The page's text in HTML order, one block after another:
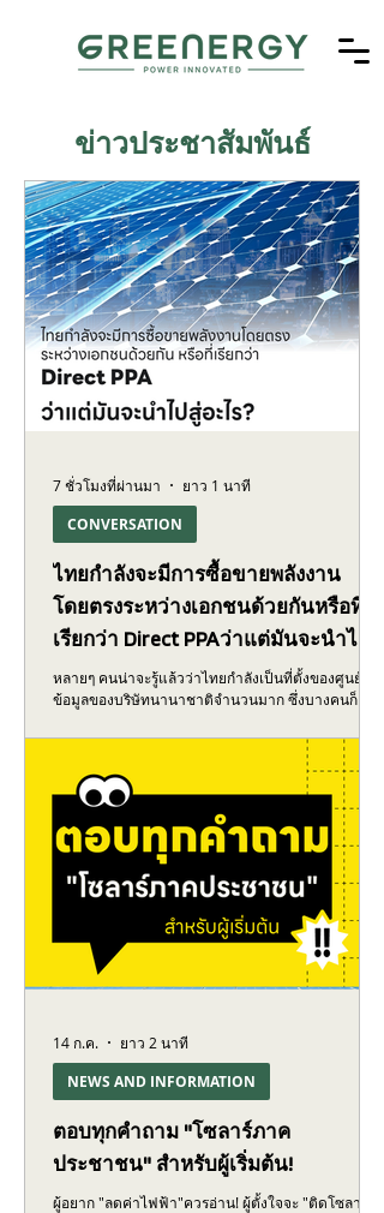
ข่าวประชาสัมพันธ์
ไทยกำลังจะมีการซื้อขายพลังงาน
โดยตรงระหว่างเอกชนด้วยกันหรือที่
เรียกว่า Direct PPAว่าแต่มันจะนำไปสู่
อะไร?
หลายๆ คนน่าจะรู้แล้วว่าไทยกำลังเป็นที่ตั้งของศูนย์
ข้อมูลของบริษัทนานาชาติจำนวนมาก ซึ่งบางคนก็
ชาติ เราจะมีการตั้งศูนย์ข้อมูลมันจะไหวเหรอ? ในความ
เป็นจริง ทางภาครัฐมีคำตอบอยู่แล้ว เพราะรัฐมีการเปิด
โครงการให้เอกชนทำสัญญาซื้อขายพลังงานกันเอง โดย
ส่งผ่านเครือข่ายไฟฟ้า หรือ "สายไฟฟ้า" ของภาครัฐได้
ซึ่งโครงการแบบนี้เรียกว่า Direct Power Purchasing
Agreement หรือมักจะเรียกย่อๆ ว่า Direct PPA นี่เป็น
มิติใหม่ของพลังงานไทย เพราะภาครัฐไม่
CONVERSATION
7 ชั่วโมงที่ผ่านมา ยาว 1 นาที
ตอบทุกคำถาม "โซลาร์ภาค
ประชาชน" สำหรับผู้เริ่มต้น!
ผู้อยาก "ลดค่าไฟฟ้า"ควรอ่าน! ผู้ตั้งใจจะ "ติดโซลาร์
NEWS AND INFORMATION
14 ก.ค. ยาว 2 นาที